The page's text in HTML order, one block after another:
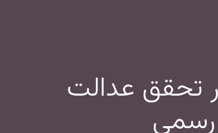
تحقق عدالت
رسمی